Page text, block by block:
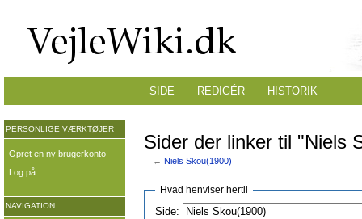
Sider der linker til "Niels
← Niels Skou(1900)
Hvad henviser hertil
Side:
SIDE REDIGÉR HISTORIK
PERSONLIGE VÆRKTØJER
Opret en ny brugerkonto
Log på
NAVIGATION